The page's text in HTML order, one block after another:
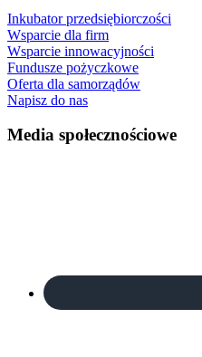
Inkubator przedsiębiorczości
Wsparcie dla firm
Wsparcie innowacyjności
Fundusze pożyczkowe
Oferta dla samorządów
Napisz do nas
Footer
Media społecznościowe